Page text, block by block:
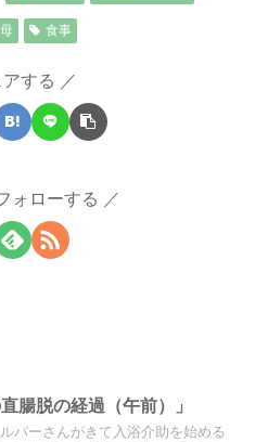
食事
アする
ォローする
直腸脱の経過（午前）」
パーさんがきて入浴介助を始める